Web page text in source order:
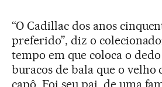
“O Cadillac dos anos
preferido”, diz o
tempo em que coloca o
buracos de bala que o velho
capô. Foi seu pai, de uma